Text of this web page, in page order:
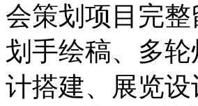
会策划项目完
划手绘稿、多
计搭建、展览